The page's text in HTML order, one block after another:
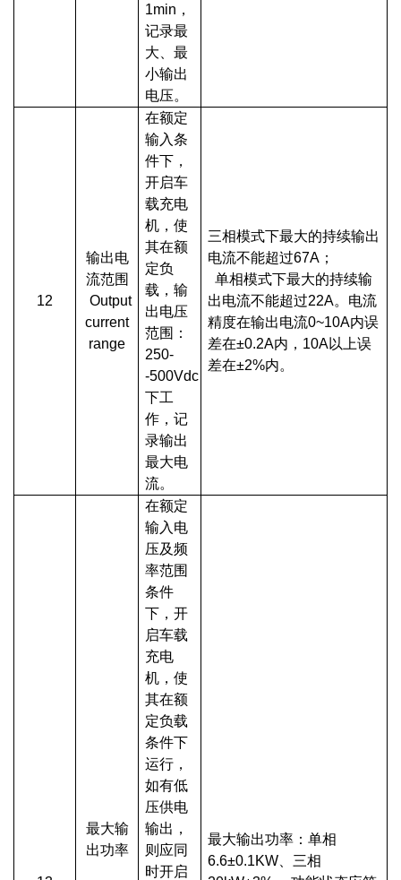
1min，
记录最
大、最
小输出
电压。
12
输出电
流范围
Output
current
range
在额定
输入条
件下，
开启车
载充电
机，使
其在额
定负
载，输
出电压
范围：
250-
-500Vdc
下工
作，记
录输出
最大电
流。
三相模式下最大的持续输出
电流不能超过67A；
单相模式下最大的持续输
出电流不能超过22A。电流
精度在输出电流0~10A内误
差在±0.2A内，10A以上误
差在±2%内。
最大输
出功率
在额定
输入电
压及频
率范围
条件
下，开
启车载
充电
机，使
其在额
定负载
条件下
运行，
如有低
压供电
输出，
则应同
时开启
最大输出功率：单相
6.6±0.1KW、三相